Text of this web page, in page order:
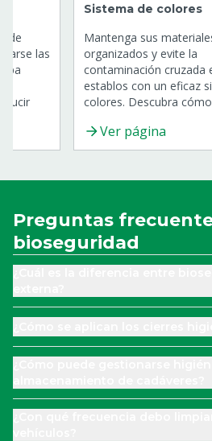
de
las
y
Sistema de colores
Mantenga sus
organizados y evite la
contaminación cruzada
establos con un eficaz
colores. Descubra
Ver página
Preguntas
bioseguridad